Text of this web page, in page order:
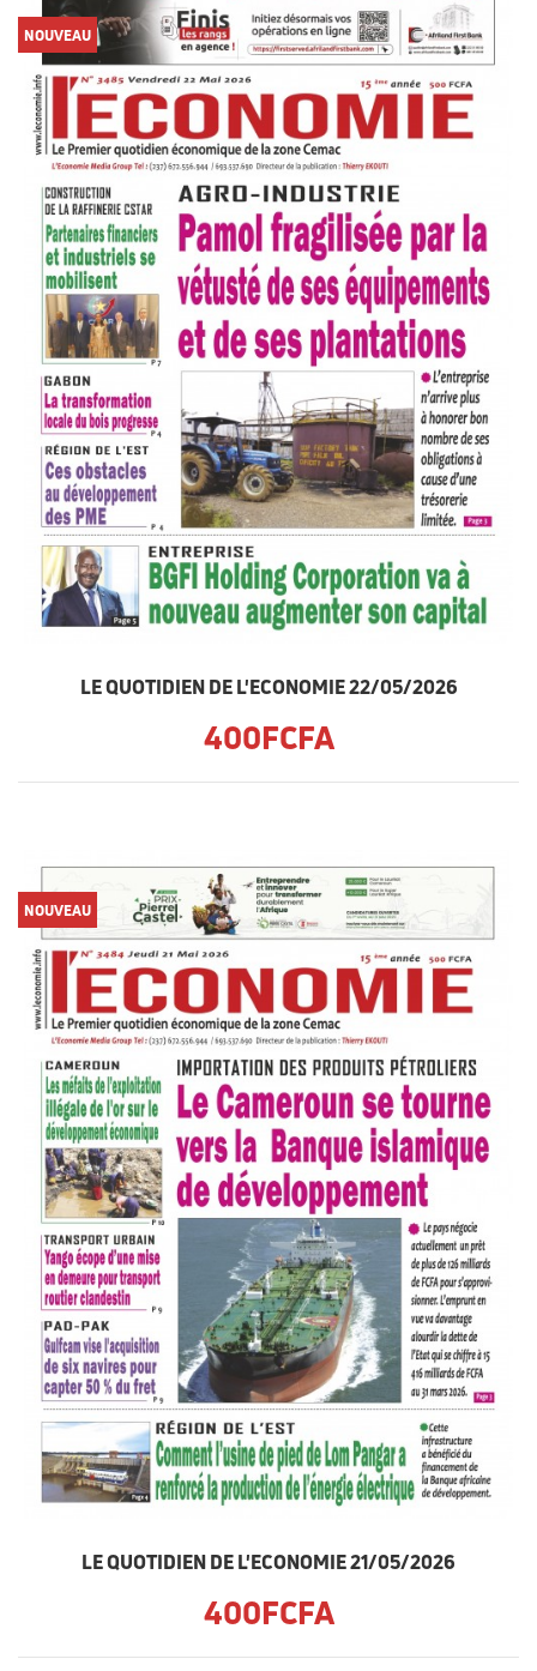
NOUVEAU
LE QUOTIDIEN DE L'ECONOMIE 22/05/2026
400FCFA
NOUVEAU
LE QUOTIDIEN DE L'ECONOMIE 21/05/2026
400FCFA